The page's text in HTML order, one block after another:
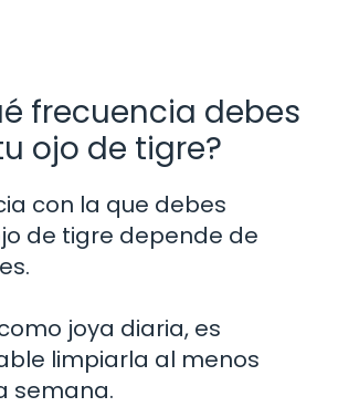
frecuencia debes
ojo de tigre?
con la que debes
de tigre depende de
joya diaria, es
limpiarla al menos
semana.